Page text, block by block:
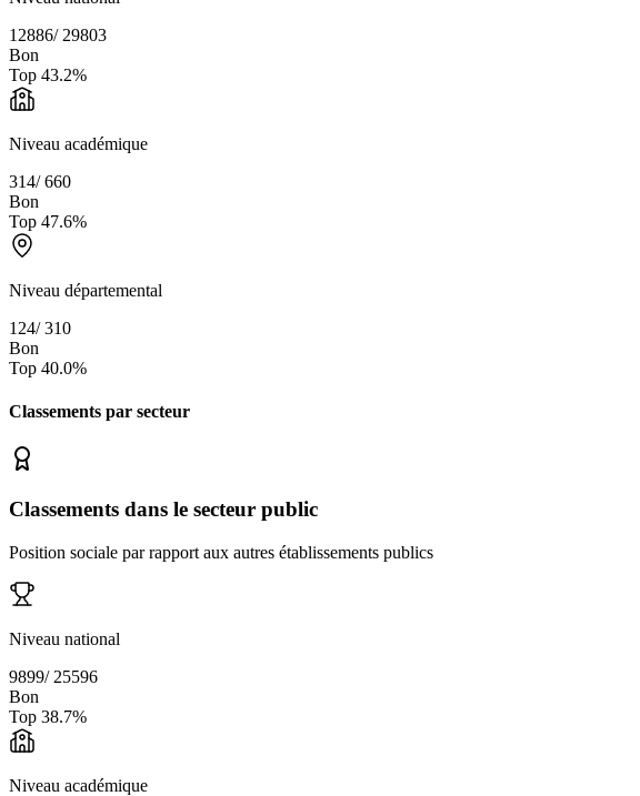
12886/ 29803
Bon
Top 43.2%
Niveau académique
314/660
Bon
Top 47.6%
Niveau départemental
124/310
Bon
Top 40.0%
Classements par secteur
Classements dans le secteur public
Position sociale par rapport aux autres établissements publics
Niveau national
9899/ 25596
Bon
Top 38.7%
Niveau académique